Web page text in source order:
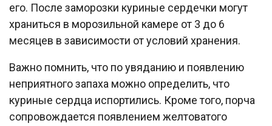
его. После заморозки куриные сердечки могут
храниться в морозильной камере от 3 до 6
месяцев в зависимости от условий хранения.
Важно помнить, что по увяданию и появлению
неприятного запаха можно определить, что
куриные сердца испортились. Кроме того, порча
сопровождается появлением желтоватого